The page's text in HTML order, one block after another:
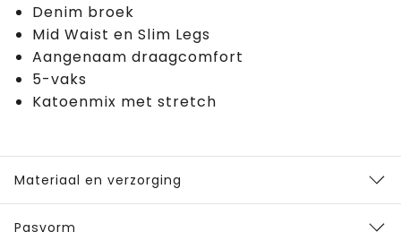
Denim broek
Mid Waist en Slim Legs
Aangenaam draagcomfort
5-vaks
Katoenmix met stretch
Materiaal en verzorging
Pasvorm